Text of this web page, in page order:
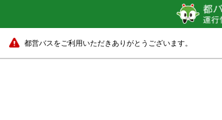
都営バスをご利用いただきありがとうございます。